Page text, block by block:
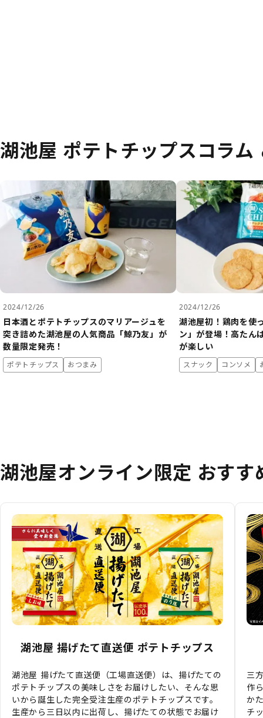
湖池屋 ポテトチップスコラム
2024/12/26
日本酒とポテトチップスのマリアージュを
突き詰めた湖池屋の人気商品「鯨乃友」が
数量限定発売！
ポテトチップス おつまみ
2024/12/26
湖池屋初！鶏肉を使
ン」が登場！高たん
が楽しい
スナック コンソメ
湖池屋オンライン限定 おす
湖池屋 揚げたて直送便 ポテトチップス
湖池屋 揚げたて直送便（工場直送便）は、揚げたての
ポテトチップスの美味しさをお届けしたい、そんな思
いから誕生した完全受注生産のポテトチップスです。
生産から三日以内に出荷し、揚げたての状態でお届け
三
作
か
チ